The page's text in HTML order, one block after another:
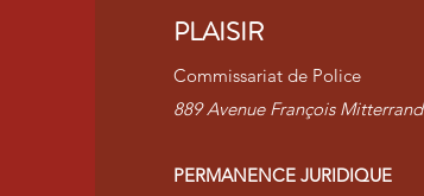
PLAISIR
Commissariat de Police
889 Avenue François Mitterrand
PERMANENCE JURIDIQUE